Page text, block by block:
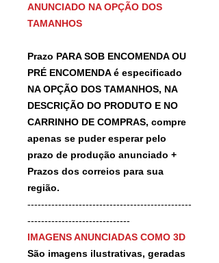
ANUNCIADO NA OPÇÃO DOS
TAMANHOS
Prazo PARA SOB ENCOMENDA OU
PRÉ ENCOMENDA é especificado
NA OPÇÃO DOS TAMANHOS, NA
DESCRIÇÃO DO PRODUTO E NO
CARRINHO DE COMPRAS, compre
apenas se puder esperar pelo
prazo de produção anunciado +
Prazos dos correios para sua
região.
------------------------------------------------
------------------------------
IMAGENS ANUNCIADAS COMO 3D
São imagens ilustrativas, geradas